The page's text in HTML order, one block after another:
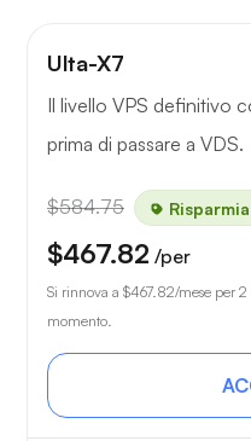
Ulta-X7
Il livello VPS definitivo
prima di passare a VDS.
$584.75
$467.82 /per
Si rinnova a $467.82/mese per
momento.